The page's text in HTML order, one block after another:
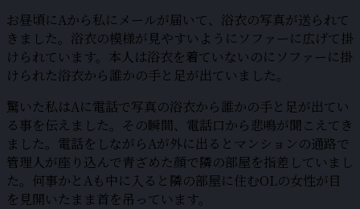
お昼頃にAから私にメールが届いて、浴衣の写真が送られて
きました。浴衣の模様が見やすいようにソファーに広げて掛
けられています。本人は浴衣を着ていないのにソファーに掛
けられた浴衣から誰かの手と足が出ていました。
驚いた私はAに電話で写真の浴衣から誰かの手と足が出てい
る事を伝えました。その瞬間、電話口から悲鳴が聞こえてき
ました。電話をしながらAが外に出るとマンションの通路で
管理人が座り込んで青ざめた顔で隣の部屋を指差していまし
た。何事かとAも中に入ると隣の部屋に住むOLの女性が目
を見開いたまま首を吊っています。